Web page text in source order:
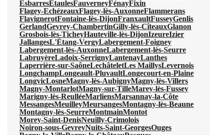
EsbarresÉtaulesFauverneyFénayFixin
Flagey-EchézeauxFlagey-lès-AuxonneFlammerans
FlavignerotFontaine-lès-DijonFranxaultFusseyGenlis
GerlandGevrey-ChambertinGilly-lès-CîteauxGlanon
Grosbois-lès-TicheyHauteville-lès-DijonIzeureIzier
JallangesL'Étang-VergyLabergement-Foigney
Labergement-lès-AuxonneLabergement-lès-Seurre
LabruyèreLadoix-SerrignyLantenayLanthes
Laperrière-sur-SaôneLechâteletLes MaillysLevernois
LongchampLongeault-PluvaultLongecourt-en-Plaine
LongvicLosneMagny-lès-AubignyMagny-lès-Villers
Magny-MontarlotMagny-sur-TilleMarey-lès-Fussey
Marigny-lès-ReulléeMarliensMarsannay-la-Côte
MessangesMeuilleyMeursangesMontagny-lès-Beaune
Montagny-lès-SeurreMontmainMontot
Morey-Saint-DenisNeuilly-Crimolois
Noiron-sous-GevreyNuits-Saint-GeorgesOuges